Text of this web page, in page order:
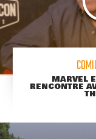
MARVEL
RENCONTRE